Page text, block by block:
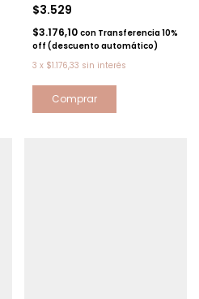
$3.529
$3.176,10 con Transferencia 10%
off (descuento automático)
3 x $1.176,33 sin interés